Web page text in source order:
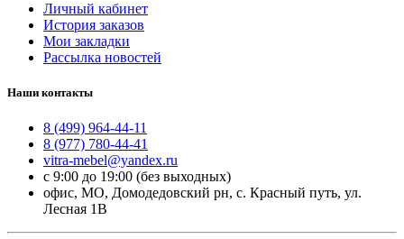
Личный кабинет
История заказов
Мои закладки
Рассылка новостей
Наши контакты
8 (499) 964-44-11
8 (977) 780-44-41
vitra-mebel@yandex.ru
с 9:00 до 19:00 (без выходных)
офис, МО, Домодедовский рн, с. Красный путь, ул.
Лесная 1В